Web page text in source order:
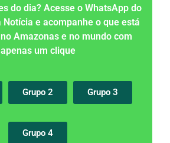
do dia? Acesse o WhatsApp do
Notícia e acompanhe o que está
Amazonas e no mundo com
apenas um clique
Grupo 2 Grupo 3
Grupo 4